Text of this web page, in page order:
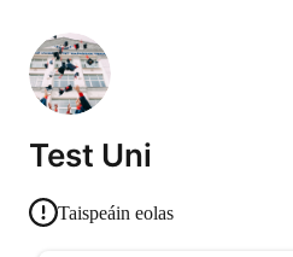
Test Uni
Taispeáin eolas